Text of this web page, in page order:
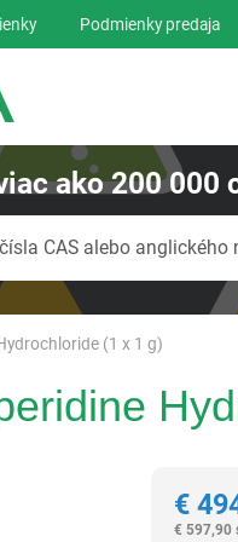
(1 x 1 g)
€
€
Podmienky predaja
ako200 000
CAS alebo anglického